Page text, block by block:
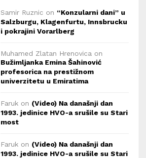
Samir Ruznic on “Konzularni dani” u
Salzburgu, Klagenfurtu, Innsbrucku
i pokrajini Vorarlberg
Muhamed Zlatan Hrenovica on
Bužimljanka Emina Šahinović
profesorica na prestižnom
univerzitetu u Emiratima
Faruk on (Video) Na današnji dan
1993. jedinice HVO-a srušile su Stari
most
Faruk on (Video) Na današnji dan
1993. jedinice HVO-a srušile su Stari